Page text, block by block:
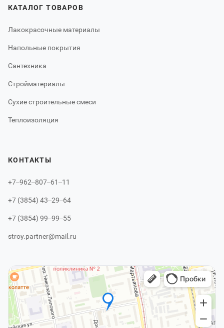
КАТАЛОГ ТОВАРОВ
Лакокрасочные материалы
Напольные покрытия
Сантехника
Стройматериалы
Сухие строительные смеси
Теплоизоляция
КОНТАКТЫ
+7‒962‒807‒61‒11
+7 (3854) 43‒29‒64
+7 (3854) 99‒99‒55
stroy.partner@mail.ru